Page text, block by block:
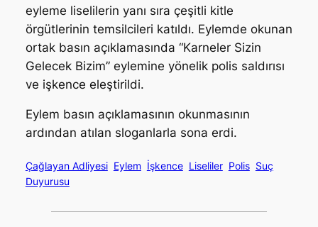
eyleme liselilerin yanı sıra çeşitli kitle
örgütlerinin temsilcileri katıldı. Eylemde okunan
ortak basın açıklamasında “Karneler Sizin
Gelecek Bizim” eylemine yönelik polis saldırısı
ve işkence eleştirildi.
Eylem basın açıklamasının okunmasının
ardından atılan sloganlarla sona erdi.
Çağlayan Adliyesi Eylem İşkence Liseliler Polis Suç
Duyurusu